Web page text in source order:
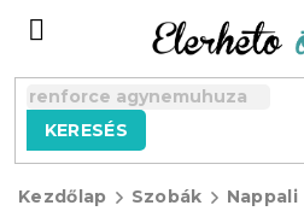
tartalomhoz
KERESÉS
Kezdőlap Szobák Nappali